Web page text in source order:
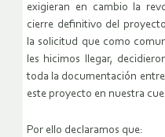
exigieran en cambio la
cierre definitivo del
la solicitud que como
les hicimos llegar,
toda la documentación
este proyecto en nuestra
Por ello declaramos que: